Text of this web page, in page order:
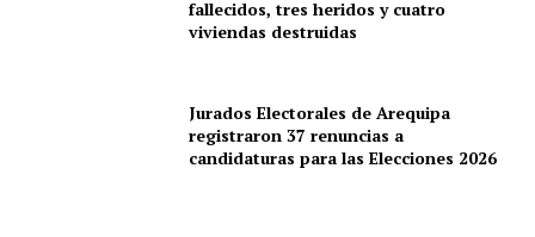
fallecidos, tres heridos y cuatro
viviendas destruidas
Jurados Electorales de Arequipa
registraron 37 renuncias a
candidaturas para las Elecciones 2026